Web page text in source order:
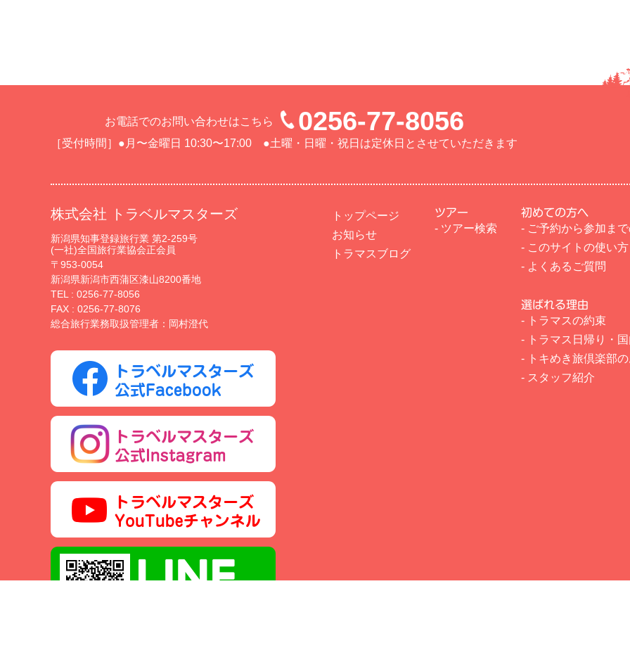
お電話でのお問い合わせはこちら 0256-77-8056
［受付時間］●月〜金曜日 10:30〜17:00 ●土曜・日曜・祝日は定休日とさせていただきます
株式会社 トラベルマスターズ
新潟県知事登録旅行業 第2-259号
(一社)全国旅行業協会正会員
〒953-0054
新潟県新潟市西蒲区漆山8200番地
TEL : 0256-77-8056
FAX : 0256-77-8076
総合旅行業務取扱管理者：岡村澄代
トップページ
お知らせ
トラマスブログ
ツアー
- ツアー検索
初めての方へ
- ご予約から参加ま
- このサイトの使い方
- よくあるご質問
選ばれる理由
- トラマスの約束
- トラマス日帰り・
- トキめき旅倶楽部
- スタッフ紹介